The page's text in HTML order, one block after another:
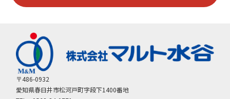
〒486-0932
愛知県春日井市松河戸町字段下1400番地